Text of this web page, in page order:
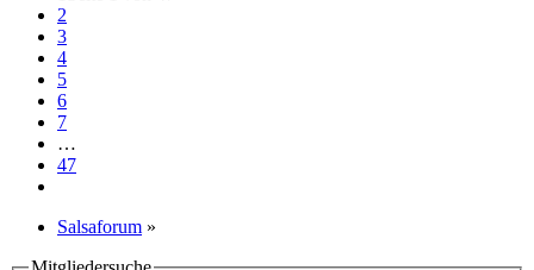
2
3
4
5
6
7
…
47
Salsaforum »